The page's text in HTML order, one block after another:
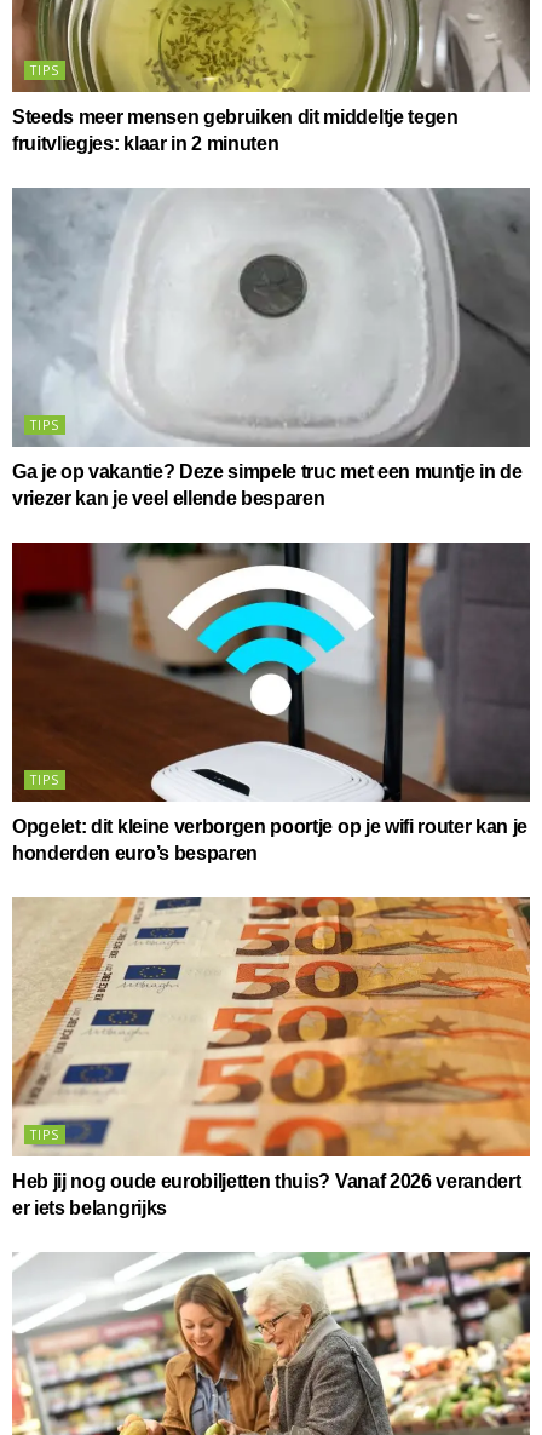
TIPS
Steeds meer mensen gebruiken dit middeltje tegen
fruitvliegjes: klaar in 2 minuten
TIPS
Ga je op vakantie? Deze simpele truc met een muntje in de
vriezer kan je veel ellende besparen
TIPS
Opgelet: dit kleine verborgen poortje op je wifi router kan je
honderden euro’s besparen
TIPS
Heb jij nog oude eurobiljetten thuis? Vanaf 2026 verandert
er iets belangrijks